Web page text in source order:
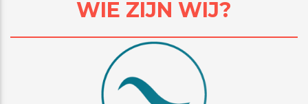
WIE ZIJN WIJ?